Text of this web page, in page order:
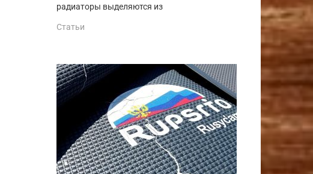
радиаторы выделяются из
Статьи